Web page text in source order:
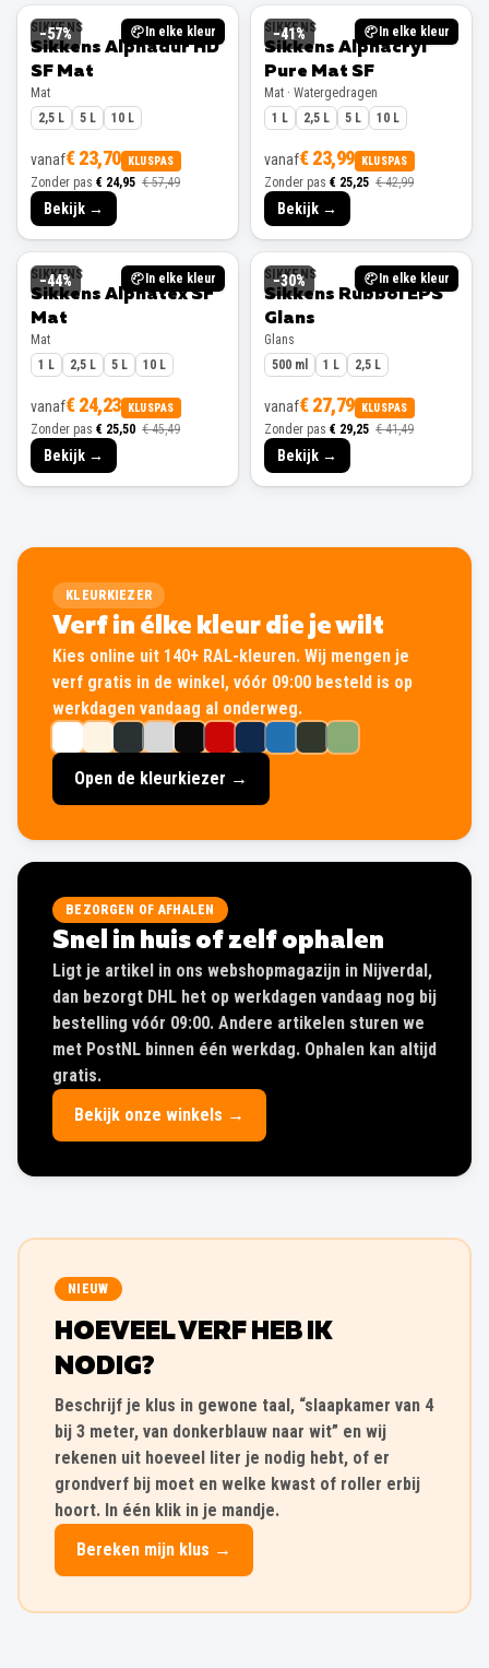
−57% In elke kleur
SIKKENS
Sikkens Alphadur HD
SF Mat
Mat
2,5 L
5 L 10 L
vanaf€ 23,70 KLUSPAS
Zonder pas € 24,95 € 57,49
Bekijk →
−41% In elke kleur
SIKKENS
Sikkens Alphacryl
Pure Mat SF
Mat · Watergedragen
1 L
2,5 L 5 L 10 L
vanaf€ 23,99 KLUSPAS
Zonder pas € 25,25 € 42,99
Bekijk →
−44% In elke kleur
SIKKENS
Sikkens Alphatex SF
Mat
Mat
1 L
2,5 L 5 L 10 L
vanaf€ 24,23 KLUSPAS
Zonder pas € 25,50 € 45,49
Bekijk →
−30% In elke kleur
SIKKENS
Sikkens Rubbol EPS
Glans
Glans
500 ml
1 L 2,5 L
vanaf€ 27,79 KLUSPAS
Zonder pas € 29,25 € 41,49
Bekijk →
KLEURKIEZER
Verf in élke kleur die je wilt
Kies online uit 140+ RAL-kleuren. Wij mengen je
verf gratis in de winkel, vóór 09:00 besteld is op
werkdagen vandaag al onderweg.
Open de kleurkiezer →
BEZORGEN OF AFHALEN
Snel in huis of zelf ophalen
Ligt je artikel in ons webshopmagazijn in Nijverdal,
dan bezorgt DHL het op werkdagen vandaag nog bij
bestelling vóór 09:00. Andere artikelen sturen we
met PostNL binnen één werkdag. Ophalen kan altijd
gratis.
Bekijk onze winkels →
NIEUW
HOEVEEL VERF HEB IK
NODIG?
Beschrijf je klus in gewone taal, “slaapkamer van 4
bij 3 meter, van donkerblauw naar wit” en wij
rekenen uit hoeveel liter je nodig hebt, of er
grondverf bij moet en welke kwast of roller erbij
hoort. In één klik in je mandje.
Bereken mijn klus →